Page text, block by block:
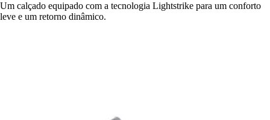
Um calçado equipado com a tecnologia Lightstrike para um conforto
leve e um retorno dinâmico.